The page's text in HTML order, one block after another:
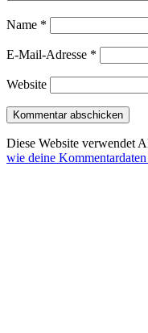
Name *
E-Mail-Adresse *
Website
Diese Website verwendet
wie deine